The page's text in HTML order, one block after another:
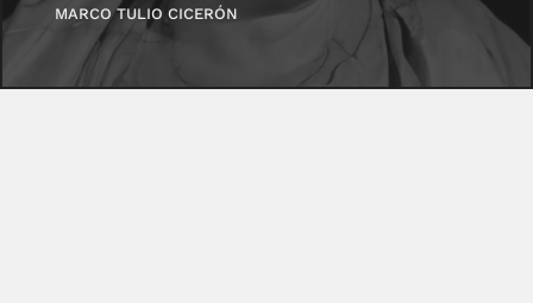
MARCO TULIO CICERÓN